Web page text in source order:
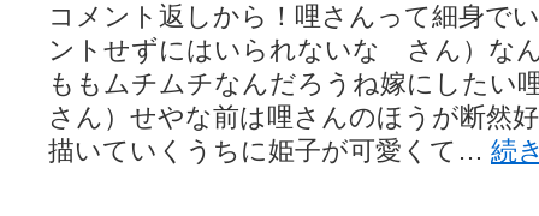
コメント返しから！哩さんって細身で
ントせずにはいられないな さん）な
ももムチムチなんだろうね嫁にした
さん）せやな前は哩さんのほうが断然
描いていくうちに姫子が可愛くて… 続